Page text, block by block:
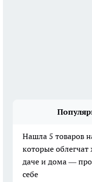
Нашла 5 товаров
которые
даче и дома —
себе